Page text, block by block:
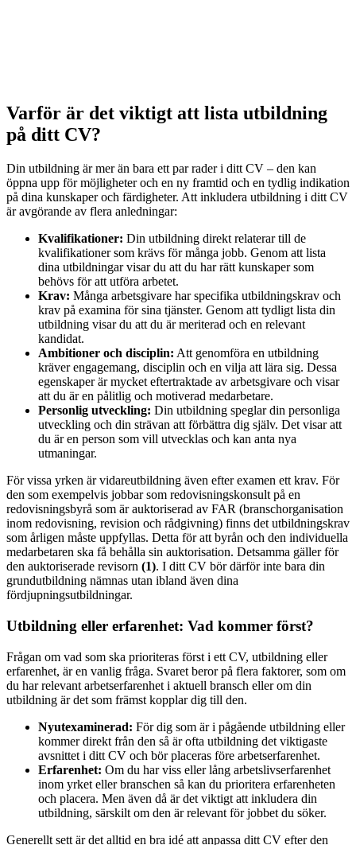
Varför är det viktigt att lista utbildning
på ditt CV?
Din utbildning är mer än bara ett par rader i ditt CV – den kan
öppna upp för möjligheter och en ny framtid och en tydlig indikation
på dina kunskaper och färdigheter. Att inkludera utbildning i ditt CV
är avgörande av flera anledningar:
Kvalifikationer: Din utbildning direkt relaterar till de
kvalifikationer som krävs för många jobb. Genom att lista
dina utbildningar visar du att du har rätt kunskaper som
behövs för att utföra arbetet.
Krav: Många arbetsgivare har specifika utbildningskrav och
krav på examina för sina tjänster. Genom att tydligt lista din
utbildning visar du att du är meriterad och en relevant
kandidat.
Ambitioner och disciplin: Att genomföra en utbildning
kräver engagemang, disciplin och en vilja att lära sig. Dessa
egenskaper är mycket eftertraktade av arbetsgivare och visar
att du är en pålitlig och motiverad medarbetare.
Personlig utveckling: Din utbildning speglar din personliga
utveckling och din strävan att förbättra dig själv. Det visar att
du är en person som vill utvecklas och kan anta nya
utmaningar.
För vissa yrken är vidareutbildning även efter examen ett krav. För
den som exempelvis jobbar som redovisningskonsult på en
redovisningsbyrå som är auktoriserad av FAR (branschorganisation
inom redovisning, revision och rådgivning) finns det utbildningskrav
som årligen måste uppfyllas. Detta för att byrån och den individuella
medarbetaren ska få behålla sin auktorisation. Detsamma gäller för
den auktoriserade revisorn (1). I ditt CV bör därför inte bara din
grundutbildning nämnas utan ibland även dina
fördjupningsutbildningar.
Utbildning eller erfarenhet: Vad kommer först?
Frågan om vad som ska prioriteras först i ett CV, utbildning eller
erfarenhet, är en vanlig fråga. Svaret beror på flera faktorer, som om
du har relevant arbetserfarenhet i aktuell bransch eller om din
utbildning är det som främst kopplar dig till den.
Nyutexaminerad: För dig som är i pågående utbildning eller
kommer direkt från den så är ofta utbildning det viktigaste
avsnittet i ditt CV och bör placeras före arbetserfarenhet.
Erfarenhet: Om du har viss eller lång arbetslivserfarenhet
inom yrket eller branschen så kan du prioritera erfarenheten
och placera. Men även då är det viktigt att inkludera din
utbildning, särskilt om den är relevant för jobbet du söker.
Generellt sett är det alltid en bra idé att anpassa ditt CV efter den